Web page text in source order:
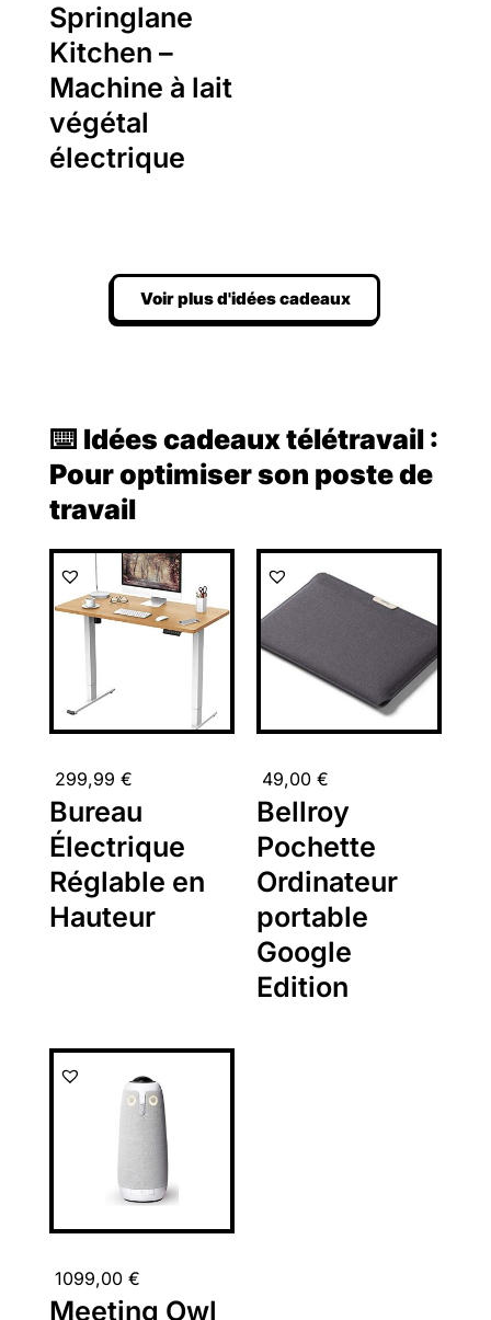
Springlane
Kitchen –
Machine à lait
végétal
électrique
Voir plus d'idées cadeaux
⌨️ Idées cadeaux télétravail :
Pour optimiser son poste de
travail
299,99 €
Bureau
Électrique
Réglable en
Hauteur
49,00 €
Bellroy
Pochette
Ordinateur
portable
Google
Edition
1099,00 €
Meeting Owl